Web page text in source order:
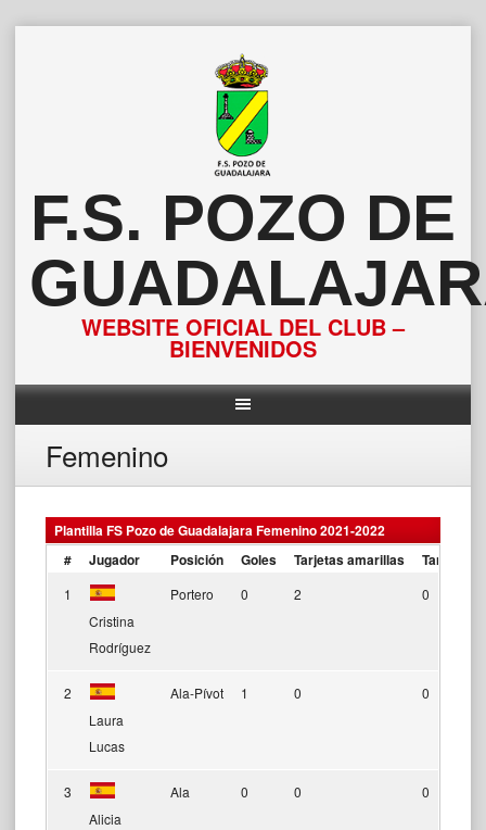
F.S. POZO DE
WEBSITE OFICIAL DEL CLUB –
BIENVENIDOS
Femenino
Plantilla FS Pozo de Guadalajara Femenino 2021-2022
#
Jugador Posición Goles Tarjetas amarillas Tarjetas
1
Cristina
Rodríguez
Portero 0 2 0
2
Laura
Lucas
Ala-Pívot 1 0 0
3
Alicia
Ala 0 0 0